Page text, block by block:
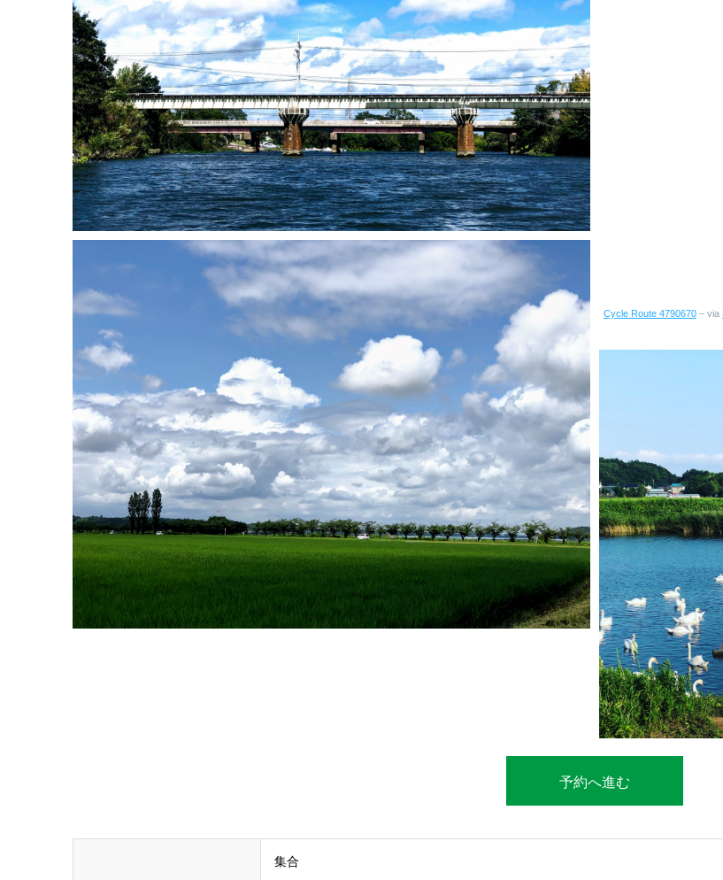
Cycle Route 4790670 – via
予約へ進む
集合